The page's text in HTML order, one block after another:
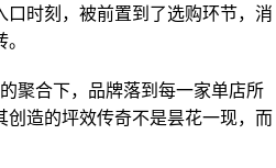
时刻，被前置到了选购环节，消
聚合下，品牌落到每一家单店所
造的坪效传奇不是昙花一现，而